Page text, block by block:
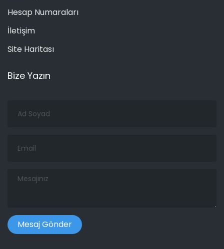
Hesap Numaraları
İletişim
Site Haritası
Bize Yazın
Soyad
Mesajınız